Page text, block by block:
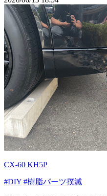
CX-60 KH5P
#DIY #樹脂パーツ撲滅